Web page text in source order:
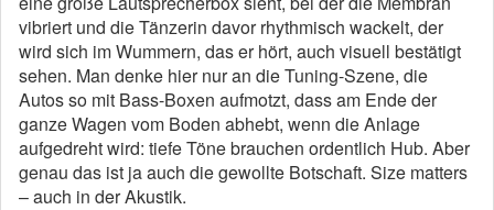
vibriert und die Tänzerin davor rhythmisch wackelt, der
wird sich im Wummern, das er hört, auch visuell bestätigt
sehen. Man denke hier nur an die Tuning-Szene, die
Autos so mit Bass-Boxen aufmotzt, dass am Ende der
ganze Wagen vom Boden abhebt, wenn die Anlage
aufgedreht wird: tiefe Töne brauchen ordentlich Hub. Aber
genau das ist ja auch die gewollte Botschaft. Size matters
– auch in der Akustik.